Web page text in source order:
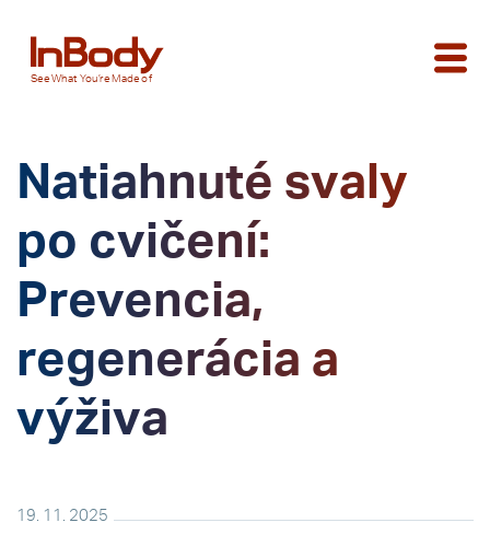
See What You’re Made of
Natiahnuté svaly
po cvičení:
Prevencia,
regenerácia a
výživa
19. 11. 2025